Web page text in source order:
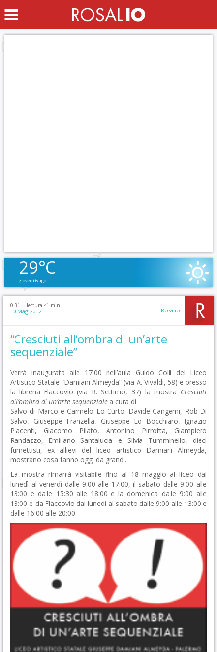
29°C
giovedì 6 ago
0:31 | lettura <1 min.
10 Mag 2012 Rosalio
“Cresciuti all’ombra di un’arte
sequenziale”
Verrà inaugurata alle 17:00 nell’aula Guido Colli del Liceo
Artistico Statale “Damiani Almeyda” (via A. Vivaldi, 58) e presso
la libreria Flaccovio (via R. Settimo, 37) la mostra Cresciuti
all’ombra di un’arte sequenziale a cura di
Salvo di Marco e Carmelo Lo Curto. Davide Cangemi, Rob Di
Salvo, Giuseppe Franzella, Giuseppe Lo Bocchiaro, Ignazio
Piacenti, Giacomo Pilato, Antonino Pirrotta, Giampiero
Randazzo, Emiliano Santalucia e Silvia Tumminello, dieci
fumettisti, ex allievi del liceo artistico Damiani Almeyda,
mostrano cosa fanno oggi da grandi.
La mostra rimarrà visitabile fino al 18 maggio al liceo dal
lunedì al venerdì dalle 9:00 alle 17:00, il sabato dalle 9:00 alle
13:00 e dalle 15:30 alle 18:00 e la domenica dalle 9:00 alle
13:00 e da Flaccovio dal lunedì al sabato dalle 9:00 alle 13:00 e
dalle 16:00 alle 20:00.